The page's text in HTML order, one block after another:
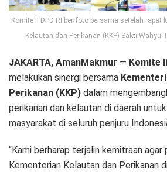
Komite II DPD RI berrfoto bersama setelah rapat
Kelautan dan Perikanan (KKP) Sakti Wahyu
JAKARTA, AmanMakmur — Komite
melakukan sinergi bersama
Perikanan (KKP) dalam
perikanan dan kelautan di daerah
masyarakat di seluruh penjuru
“Kami berharap terjalin kemitraan agar
Kementerian Kelautan dan Perikanan